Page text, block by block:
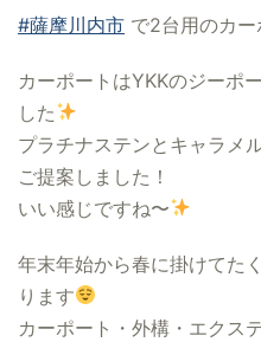
#薩摩川内市 で2台用のカー
カーポートはYKKのジーポ
した
プラチナステンとキャラメ
ご提案しました！
いい感じですね〜
年末年始から春に掛けてた
ります
カーポート・外構・エクス